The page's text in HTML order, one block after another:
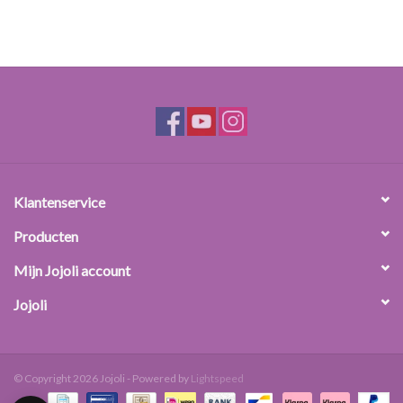
Klantenservice
Producten
Mijn Jojoli account
Jojoli
© Copyright 2026 Jojoli - Powered by Lightspeed